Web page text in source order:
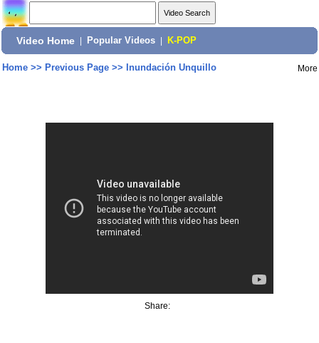
Video Home Popular Videos K-POP
Home>> Previous Page>> Inundación Unquillo More
Share: